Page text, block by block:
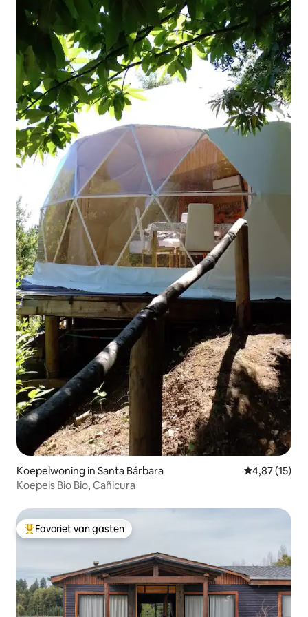
Koepelwoning in Santa Bárbara Gemiddelde
4,87 (15)
Koepels Bio Bio, Cañicura
Topfavoriet van gasten
Favoriet van gasten